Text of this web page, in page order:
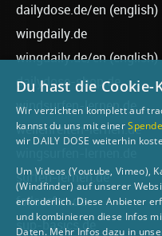
dailydose.de/en (english)
wingdaily.de
wingdaily.de/en(english)
dailydose-shop.de
windsurfen-lernen.de
wellenreiten-lernen.de
surfen-lernen.de
foilsurfen.de
sup-basics.de
Du hast die
Wir verzichten komplett auf
kannst du uns mit einer
wir DAILY DOSE weiterhin
Um Videos (Youtube, Vimeo),
(Windfinder) auf unserer
erforderlich. Diese Anbieter
und kombinieren diese Infos
Daten. Mehr Infos dazu in